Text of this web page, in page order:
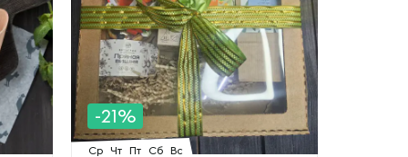
-21%
Ср Чт Пт Сб Вс